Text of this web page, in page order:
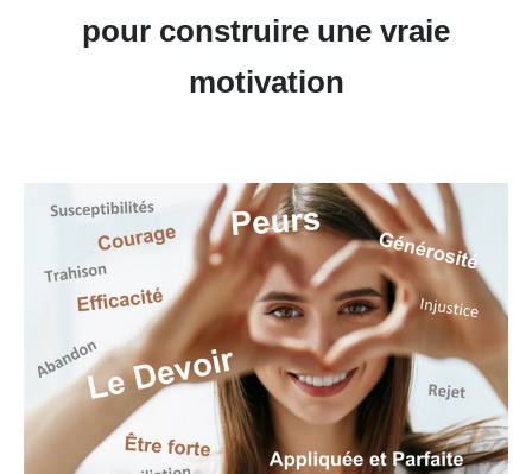
pour construire une vraie
motivation